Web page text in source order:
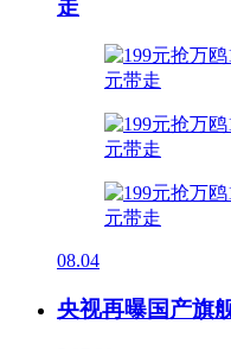
走
08.04
央视再曝国产旗